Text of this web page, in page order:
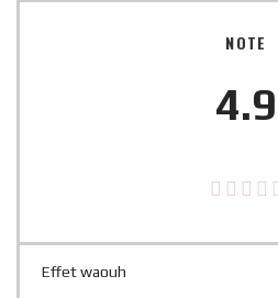
NOTE
4.9
Effet waouh